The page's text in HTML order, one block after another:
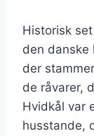
Historisk
den danske
der
de råvarer,
Hvidkål var
husstande,